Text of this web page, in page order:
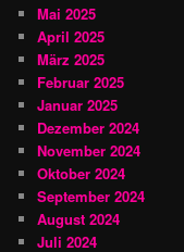
Mai 2025
April 2025
März 2025
Februar 2025
Januar 2025
Dezember 2024
November 2024
Oktober 2024
September 2024
August 2024
Juli 2024